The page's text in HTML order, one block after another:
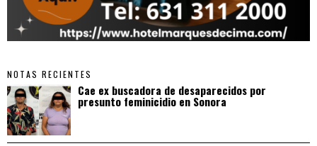
NOTAS RECIENTES
Cae ex buscadora de desaparecidos por
presunto feminicidio en Sonora